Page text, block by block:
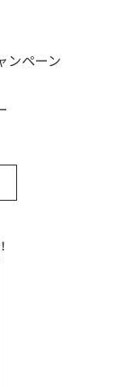
ンペーン